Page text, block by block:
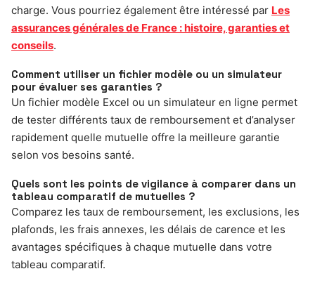
charge. Vous pourriez également être intéressé par Les
assurances générales de France : histoire, garanties et
conseils.
Comment utiliser un fichier modèle ou un simulateur
pour évaluer ses garanties ?
Un fichier modèle Excel ou un simulateur en ligne permet
de tester différents taux de remboursement et d’analyser
rapidement quelle mutuelle offre la meilleure garantie
selon vos besoins santé.
Quels sont les points de vigilance à comparer dans un
tableau comparatif de mutuelles ?
Comparez les taux de remboursement, les exclusions, les
plafonds, les frais annexes, les délais de carence et les
avantages spécifiques à chaque mutuelle dans votre
tableau comparatif.